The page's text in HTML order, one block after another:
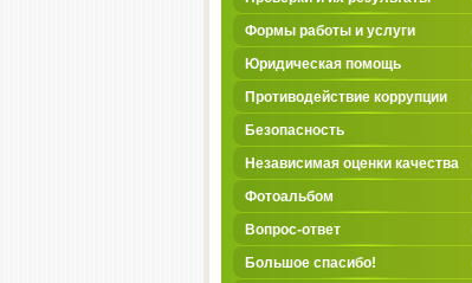
Формы работы и услуги
Юридическая помощь
Противодействие коррупции
Безопасность
Независимая оценки качества
Фотоальбом
Вопрос-ответ
Большое спасибо!